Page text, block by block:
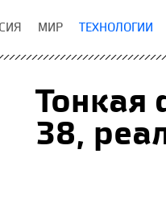
МИР ТЕХНОЛОГИИ
Тонкая
38,